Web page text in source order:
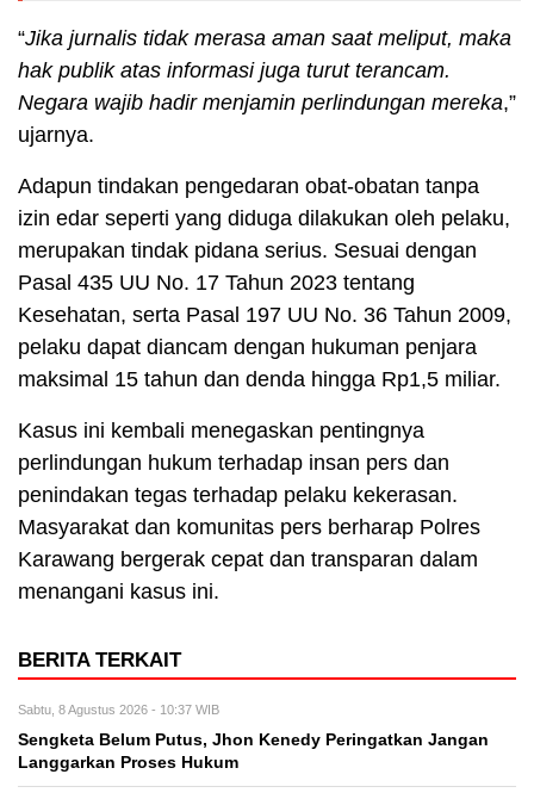
“Jika jurnalis tidak merasa aman saat meliput, maka
hak publik atas informasi juga turut terancam.
Negara wajib hadir menjamin perlindungan mereka,”
ujarnya.
Adapun tindakan pengedaran obat-obatan tanpa
izin edar seperti yang diduga dilakukan oleh pelaku,
merupakan tindak pidana serius. Sesuai dengan
Pasal 435 UU No. 17 Tahun 2023 tentang
Kesehatan, serta Pasal 197 UU No. 36 Tahun 2009,
pelaku dapat diancam dengan hukuman penjara
maksimal 15 tahun dan denda hingga Rp1,5 miliar.
Kasus ini kembali menegaskan pentingnya
perlindungan hukum terhadap insan pers dan
penindakan tegas terhadap pelaku kekerasan.
Masyarakat dan komunitas pers berharap Polres
Karawang bergerak cepat dan transparan dalam
menangani kasus ini.
BERITA TERKAIT
Sabtu, 8 Agustus 2026 - 10:37 WIB
Sengketa Belum Putus, Jhon Kenedy Peringatkan Jangan
Langgarkan Proses Hukum